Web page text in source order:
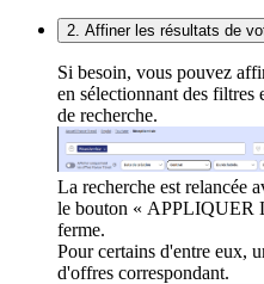
2. Affiner les résultats de
Si besoin, vous pouvez
en sélectionnant des filtres
de recherche.
La recherche est relancée
le bouton « APPLIQUER
ferme.
Pour certains d'entre eux,
d'offres correspondant.